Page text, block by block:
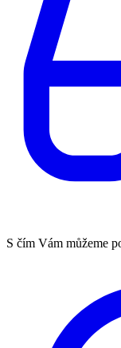
S čím Vám můžeme